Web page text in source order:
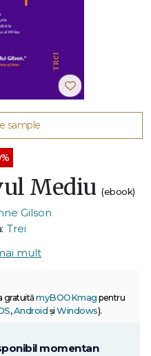
sample
Mediu(ebook)
Gilson
Trei
mult
gratuitămyBOOKmag pentru
,Android și Windows).
momentan